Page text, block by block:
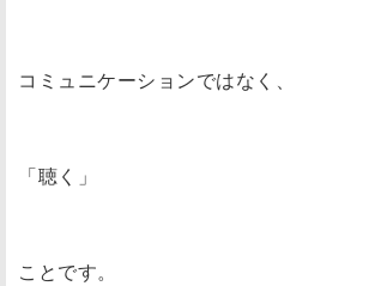
コミュニケーションではなく、
「聴く」
ことです。